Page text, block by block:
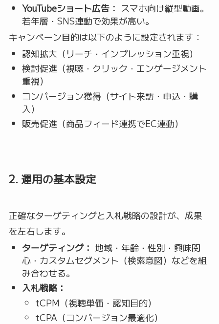
YouTubeショート広告： スマホ向け縦型動画。
若年層・SNS連動で効果が高い。
キャンペーン目的は以下のように設定されます：
認知拡大（リーチ・インプレッション重視）
検討促進（視聴・クリック・エンゲージメント
重視）
コンバージョン獲得（サイト来訪・申込・購
入）
販売促進（商品フィード連携でEC連動）
2. 運用の基本設定
正確なターゲティングと入札戦略の設計が、成果
を左右します。
ターゲティング： 地域・年齢・性別・興味関
心・カスタムセグメント（検索意図）などを組
み合わせる。
入札戦略：
tCPM（視聴単価・認知目的）
tCPA（コンバージョン最適化）